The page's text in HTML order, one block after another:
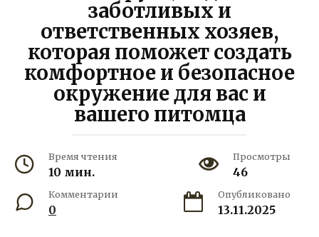
заботливых и
ответственных хозяев,
которая поможет создать
комфортное и безопасное
окружение для вас и
вашего питомца
Время чтения
10 мин.
Просмотры
46
Комментарии
0
Опубликовано
13.11.2025